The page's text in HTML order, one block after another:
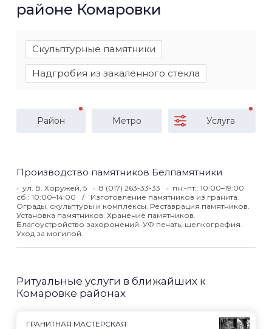
районе Комаровки
Скульптурные памятники
Надгробия из закалённого стекла
Район Метро Услуга
Производство памятников Белпамятники
ул. В. Хоружей, 5 8 (017) 263-33-33
пн.-пт.: 10:00–19:00
сб.: 10:00–14:00
Изготовление памятников из гранита.
Ограды, скульптуры и комплексы. Реставрация памятников.
Установка памятников. Хранение памятников.
Благоустройство захоронений. УФ печать, шелкография.
Уход за могилой.
Ритуальные услуги в ближайших к
Комаровке районах
ГРАНИТНАЯ МАСТЕРСКАЯ